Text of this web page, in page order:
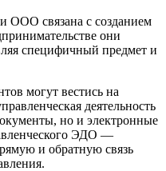
ООО связана с созданием
они
специфичный предмет и
могут вестись на
деятельность
но и электронные
ЭДО —
и обратную связь